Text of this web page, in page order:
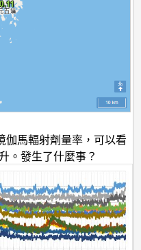
伽馬輻射劑量率，可以看
。發生了什麼事？